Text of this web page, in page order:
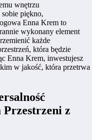
wnętrzu
sobie piękno,
Enna Krem to
wykonany element
każde
która będzie
Enna Krem, inwestujesz
w jakość, która przetrwa
Przestrzeni z